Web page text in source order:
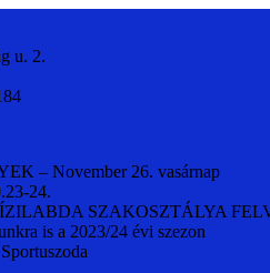
u. 2.
– November 26. vasárnap
24.
SZAKOSZTÁLYA
is a 2023/24 évi szezon